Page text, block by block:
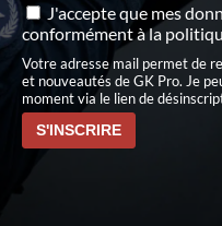
J'accepte que mes
conformément àla
Votre adresse mail permet de
et nouveautés de GK Pro. Je
moment via le lien de